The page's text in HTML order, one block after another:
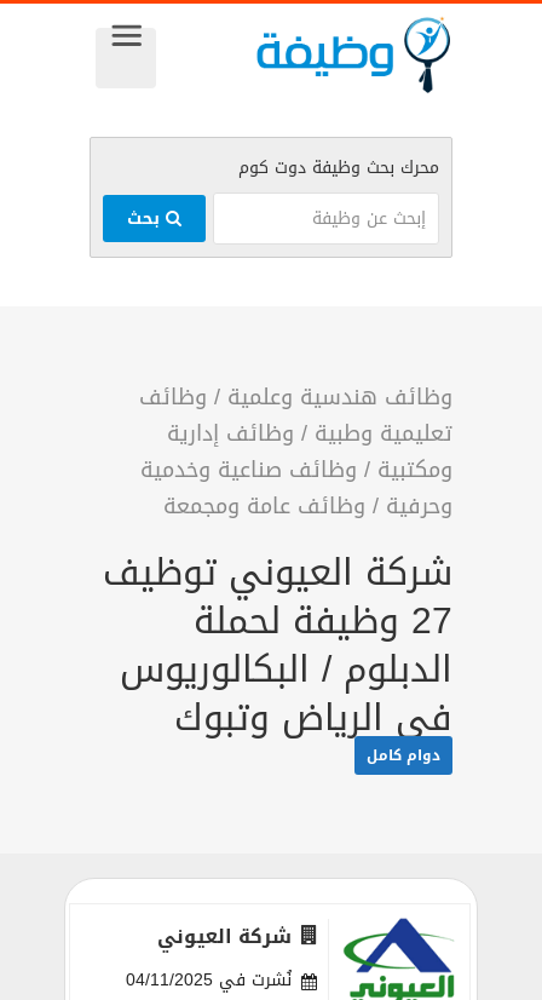
وظائف هندسية وعلمية / وظائف
تعليمية وطبية / وظائف إدارية
ومكتبية / وظائف صناعية وخدمية
وحرفية / وظائف عامة ومجمعة
شركة العيوني توظيف
27 وظيفة لحملة
الدبلوم / البكالوريوس
في الرياض وتبوك
دوام كامل
شركة العيوني
نُشرت في 04/11/2025